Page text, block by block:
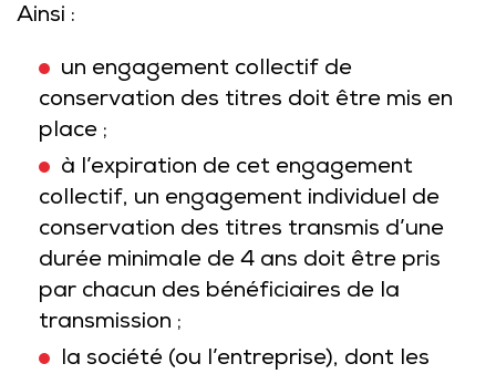
Ainsi :
un engagement collectif de
conservation des titres doit être mis en
place ;
à l’expiration de cet engagement
collectif, un engagement individuel de
conservation des titres transmis d’une
durée minimale de 4 ans doit être pris
par chacun des bénéficiaires de la
transmission ;
la société (ou l’entreprise), dont les